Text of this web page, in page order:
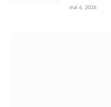
mai 6, 2026